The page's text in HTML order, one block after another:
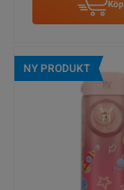
NY PRODUKT